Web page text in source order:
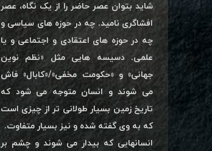
شاید بتوان عصر حاضر را از یک نگاه، عصر
افشاگری نامید. چه در حوزه های سیاسی و
چه در حوزه های اعتقادی و اجتماعی و یا
علمی. دسیسه هایی مثل «نظم نوین
جهانی» و «حکومت مخفی»/«کابال» فاش
می شوند و انسان متوجه می شود که
تاریخ زمین بسیار طولانی تر از چیزی است
که به وی گفته شده و نیز بسیار متفاوت.
انسانهایی که بیدار می شوند و چشم بر